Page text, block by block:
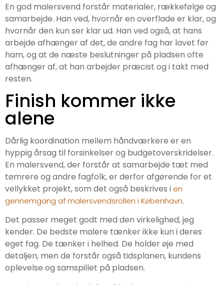
En god malersvend forstår materialer, rækkefølge og
samarbejde. Han ved, hvornår en overflade er klar, og
hvornår den kun ser klar ud. Han ved også, at hans
arbejde afhænger af det, de andre fag har lavet før
ham, og at de næste beslutninger på pladsen ofte
afhænger af, at han arbejder præcist og i takt med
resten.
Finish kommer ikke
alene
Dårlig koordination mellem håndværkere er en
hyppig årsag til forsinkelser og budgetoverskridelser.
En malersvend, der forstår at samarbejde tæt med
tømrere og andre fagfolk, er derfor afgørende for et
vellykket projekt, som det også beskrives i en
gennemgang af malersvendsrollen i København.
Det passer meget godt med den virkelighed, jeg
kender. De bedste malere tænker ikke kun i deres
eget fag. De tænker i helhed. De holder øje med
detaljen, men de forstår også tidsplanen, kundens
oplevelse og samspillet på pladsen.